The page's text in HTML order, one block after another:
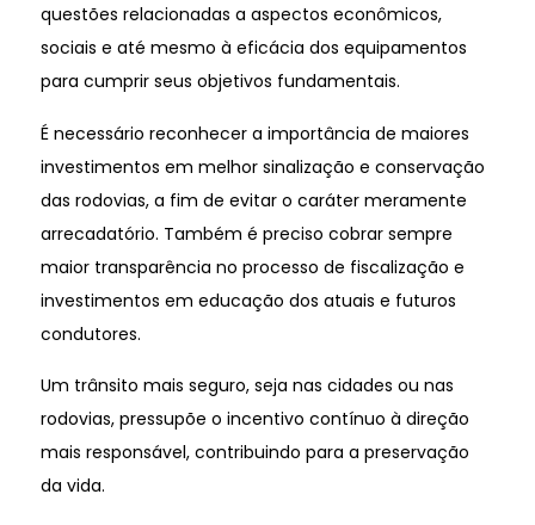
questões relacionadas a aspectos econômicos,
sociais e até mesmo à eficácia dos equipamentos
para cumprir seus objetivos fundamentais.
É necessário reconhecer a importância de maiores
investimentos em melhor sinalização e conservação
das rodovias, a fim de evitar o caráter meramente
arrecadatório. Também é preciso cobrar sempre
maior transparência no processo de fiscalização e
investimentos em educação dos atuais e futuros
condutores.
Um trânsito mais seguro, seja nas cidades ou nas
rodovias, pressupõe o incentivo contínuo à direção
mais responsável, contribuindo para a preservação
da vida.